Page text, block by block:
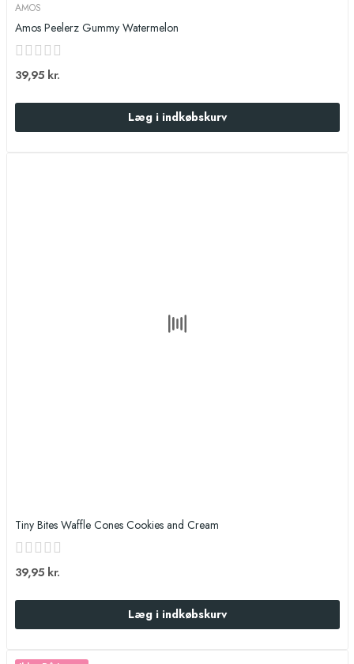
AMOS
Amos Peelerz Gummy Watermelon
39,95 kr.
Læg i indkøbskurv
Tiny Bites Waffle Cones Cookies and Cream
39,95 kr.
Læg i indkøbskurv